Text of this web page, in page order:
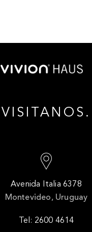
VISITANOS.
Avenida Italia 6378
Montevideo, Uruguay
Tel: 2600 4614